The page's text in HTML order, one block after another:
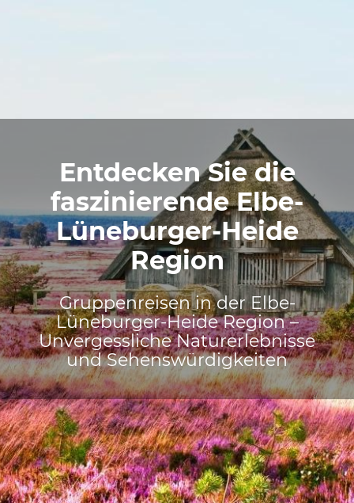
Entdecken Sie die
faszinierende Elbe-
Lüneburger-Heide
Region
Gruppenreisen in der Elbe-
Lüneburger-Heide Region –
Unvergessliche Naturerlebnisse
und Sehenswürdigkeiten